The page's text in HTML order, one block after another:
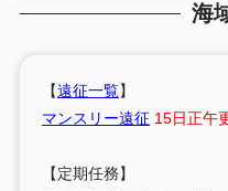
海
【遠征一覧】
マンスリー遠征 15日正午
【定期任務】